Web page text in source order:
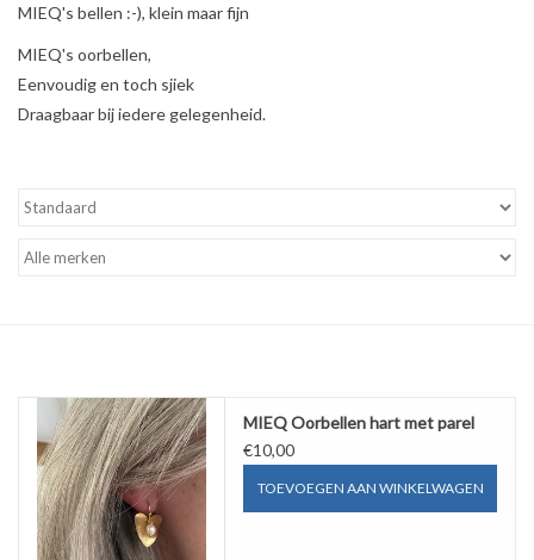
Love You Armband
Never Enough Armbanden
MIEQ's Setjes
OVER MIEQ
MIEQ's sjaaltjes
Armbanden MIEQ
MIEQ's bellen :-), klein maar fijn
MIEQ's oorbellen,
Eenvoudig en toch sjiek
Draagbaar bij iedere gelegenheid.
MIEQ Oorbellen hart met parel
€10,00
TOEVOEGEN AAN WINKELWAGEN